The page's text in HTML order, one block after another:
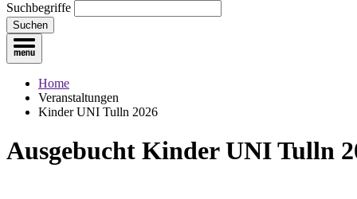
Suchbegriffe
Suchen
Home
Veranstaltungen
Kinder UNI Tulln 2026
Aus­gebucht Kinder UNI Tulln